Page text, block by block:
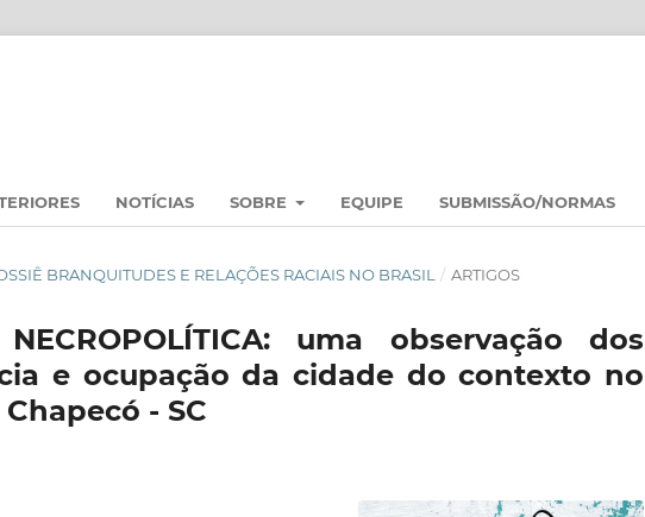
NOTÍCIAS SOBRE EQUIPE SUBMISSÃO/NORMAS
BRANQUITUDES E RELAÇÕES RACIAIS NO BRASIL / ARTIGOS
NECROPOLÍTICA: uma observação dos
e ocupação da cidade do contexto no
- SC